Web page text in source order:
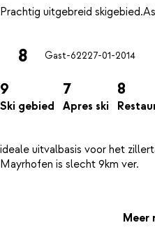
8 Gast-62227-01-2014
9
Ski gebied
7
Apres ski
8
ideale uitvalbasis voor het
Mayrhofen is slecht 9km ver.
Meer